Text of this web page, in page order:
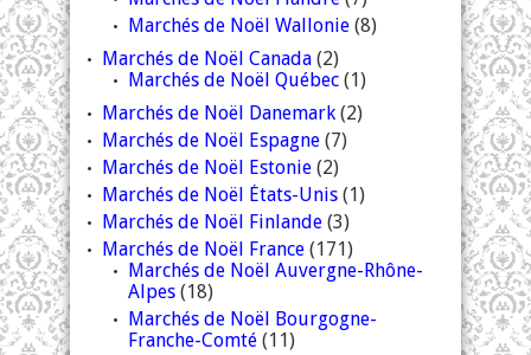
Marchés de Noël Wallonie (8)
Marchés de Noël Canada (2)
Marchés de Noël Québec (1)
Marchés de Noël Danemark (2)
Marchés de Noël Espagne (7)
Marchés de Noël Estonie (2)
Marchés de Noël États-Unis (1)
Marchés de Noël Finlande (3)
Marchés de Noël France (171)
Marchés de Noël Auvergne-Rhône-
Alpes (18)
Marchés de Noël Bourgogne-
Franche-Comté (11)